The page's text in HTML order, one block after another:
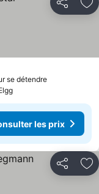
Partager
se détendre
les prix
Partager